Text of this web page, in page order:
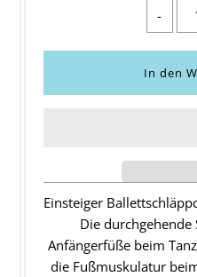
-
Einsteiger
Die
Anfängerfüße beim
die Fußmuskulatur